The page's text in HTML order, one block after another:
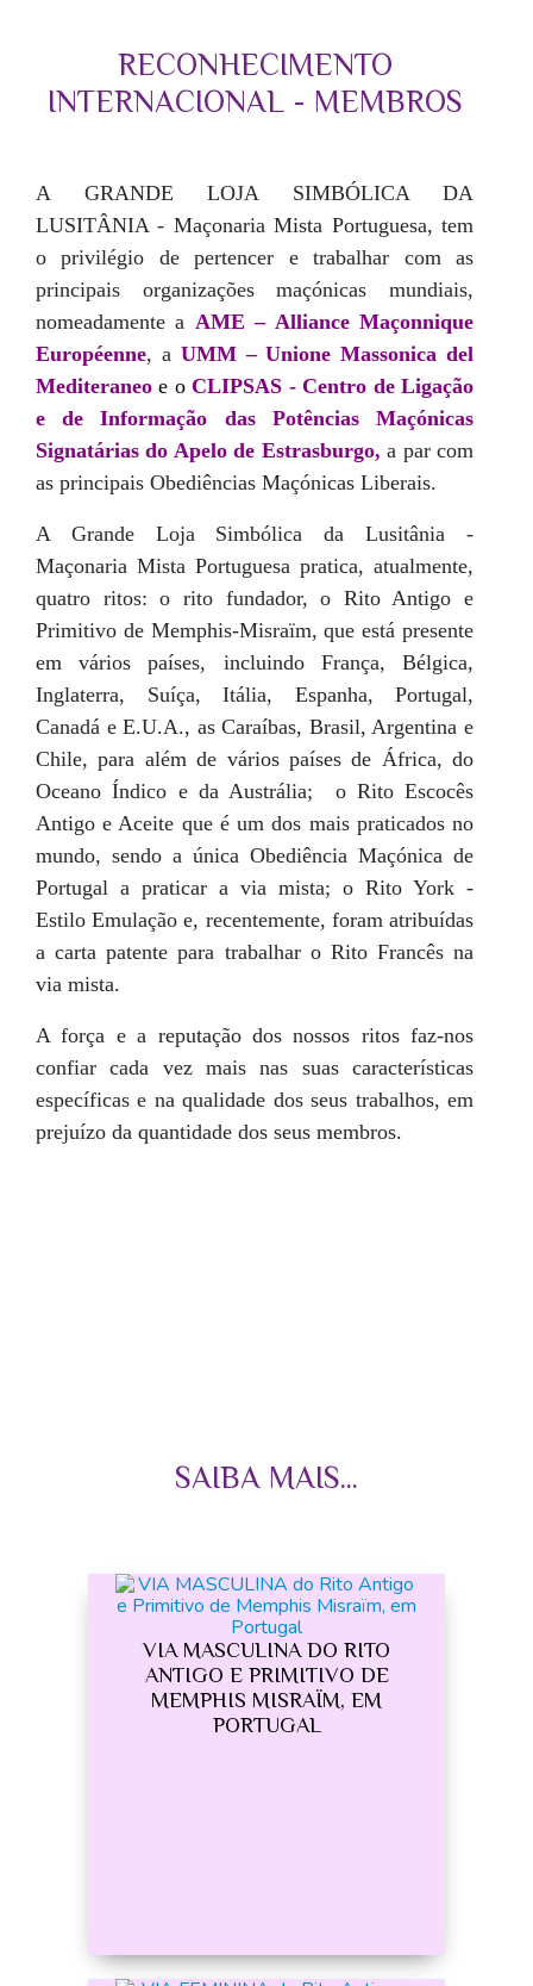
RECONHECIMENTO
INTERNACIONAL - MEMBROS
A GRANDE LOJA SIMBÓLICA DA
LUSITÂNIA - Maçonaria Mista Portuguesa, tem
o privilégio de pertencer e trabalhar com as
principais organizações maçónicas mundiais,
nomeadamente a AME – Alliance Maçonnique
Européenne, a UMM – Unione Massonica del
Mediteraneoe oCLIPSAS - Centro de Ligação
e de Informação das Potências Maçónicas
Signatárias do Apelo de Estrasburgo, a par com
as principais Obediências Maçónicas Liberais.
A Grande Loja Simbólica da Lusitânia -
Maçonaria Mista Portuguesa pratica, atualmente,
quatro ritos: o rito fundador, o Rito Antigo e
Primitivo de Memphis-Misraïm, que está presente
em vários países, incluindo França, Bélgica,
Inglaterra, Suíça, Itália, Espanha, Portugal,
Canadá e E.U.A., as Caraíbas, Brasil, Argentina e
Chile, para além de vários países de África, do
Oceano Índico e da Austrália; o Rito Escocês
Antigo e Aceite que é um dos mais praticados no
mundo, sendo a única Obediência Maçónica de
Portugal a praticar a via mista; o Rito York -
Estilo Emulação e, recentemente, foram atribuídas
a carta patente para trabalhar o Rito Francês na
via mista.
A força e a reputação dos nossos ritos faz-nos
confiar cada vez mais nas suas características
específicas e na qualidade dos seus trabalhos, em
prejuízo da quantidade dos seus membros.
SAIBA MAIS...
VIA MASCULINA DO RITO
ANTIGO E PRIMITIVO DE
MEMPHIS MISRAÏM, EM
PORTUGAL